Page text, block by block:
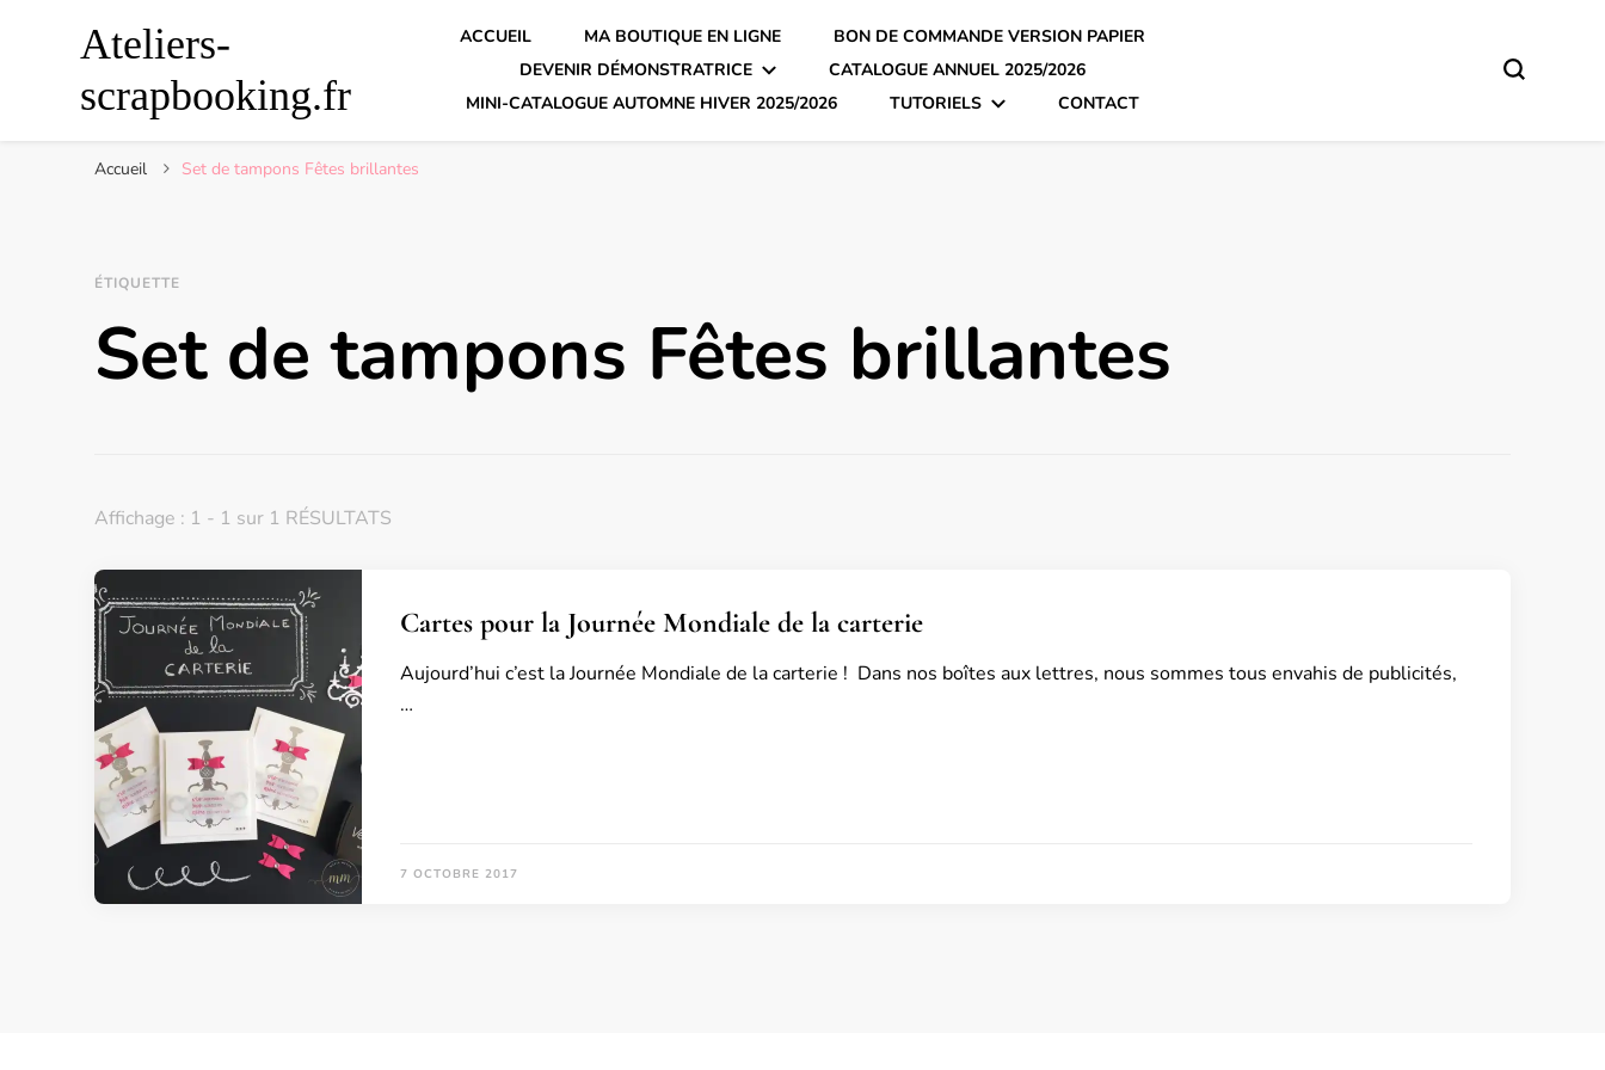
Ateliers-
scrapbooking.fr
ACCUEIL MA BOUTIQUE EN LIGNE
BON DE COMMANDE VERSION PAPIER
DEVENIR DÉMONSTRATRICE
CATALOGUE ANNUEL 2025/2026
MINI-CATALOGUE AUTOMNE HIVER 2025/2026
TUTORIELS CONTACT
Accueil Set de tampons Fêtes brillantes
ÉTIQUETTE
Set de tampons Fêtes brillantes
Affichage : 1 - 1 sur 1 RÉSULTATS
Cartes pour la Journée Mondiale de la carterie
Aujourd’hui c’est la Journée Mondiale de la carterie ! Dans nos boîtes aux lettres, nous sommes tous envahis de publicités,
…
7 OCTOBRE 2017